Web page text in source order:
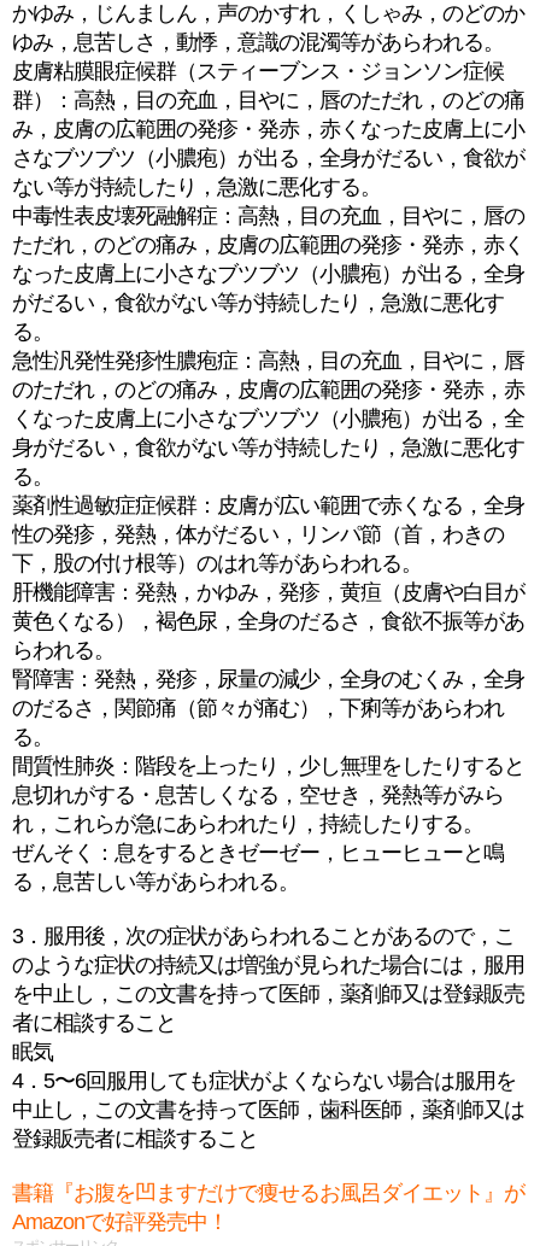
かゆみ，じんましん，声のかすれ，くしゃみ，のどのか
ゆみ，息苦しさ，動悸，意識の混濁等があらわれる。
皮膚粘膜眼症候群（スティーブンス・ジョンソン症候
群）：高熱，目の充血，目やに，唇のただれ，のどの痛
み，皮膚の広範囲の発疹・発赤，赤くなった皮膚上に小
さなブツブツ（小膿疱）が出る，全身がだるい，食欲が
ない等が持続したり，急激に悪化する。
中毒性表皮壊死融解症：高熱，目の充血，目やに，唇の
ただれ，のどの痛み，皮膚の広範囲の発疹・発赤，赤く
なった皮膚上に小さなブツブツ（小膿疱）が出る，全身
がだるい，食欲がない等が持続したり，急激に悪化す
る。
急性汎発性発疹性膿疱症：高熱，目の充血，目やに，唇
のただれ，のどの痛み，皮膚の広範囲の発疹・発赤，赤
くなった皮膚上に小さなブツブツ（小膿疱）が出る，全
身がだるい，食欲がない等が持続したり，急激に悪化す
る。
薬剤性過敏症症候群：皮膚が広い範囲で赤くなる，全身
性の発疹，発熱，体がだるい，リンパ節（首，わきの
下，股の付け根等）のはれ等があらわれる。
肝機能障害：発熱，かゆみ，発疹，黄疸（皮膚や白目が
黄色くなる），褐色尿，全身のだるさ，食欲不振等があ
らわれる。
腎障害：発熱，発疹，尿量の減少，全身のむくみ，全身
のだるさ，関節痛（節々が痛む），下痢等があらわれ
る。
間質性肺炎：階段を上ったり，少し無理をしたりすると
息切れがする・息苦しくなる，空せき，発熱等がみら
れ，これらが急にあらわれたり，持続したりする。
ぜんそく：息をするときゼーゼー，ヒューヒューと鳴
る，息苦しい等があらわれる。
3．服用後，次の症状があらわれることがあるので，こ
のような症状の持続又は増強が見られた場合には，服用
を中止し，この文書を持って医師，薬剤師又は登録販売
者に相談すること
眠気
4．5〜6回服用しても症状がよくならない場合は服用を
中止し，この文書を持って医師，歯科医師，薬剤師又は
登録販売者に相談すること
書籍『お腹を凹ますだけで痩せるお風呂ダイエット』が
Amazonで好評発売中！